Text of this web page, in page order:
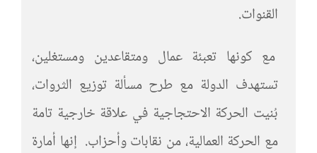
القنوات.
مع كونها تعبئة عمال ومتقاعدين ومستغلين،
تستهدف الدولة مع طرح مسألة توزيع الثروات،
بُنيت الحركة الاحتجاجية في علاقة خارجية تامة
مع الحركة العمالية، من نقابات وأحزاب. إنها أمارة